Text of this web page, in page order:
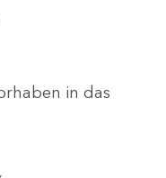
in das